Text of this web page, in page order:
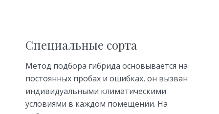
Специальные сорта
Метод подбора гибрида основывается на
постоянных пробах и ошибках, он вызван
индивидуальными климатическими
условиями в каждом помещении. На